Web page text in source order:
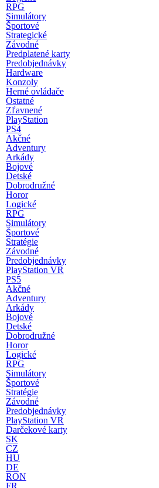
RPG
Simulátory
Športové
Strategické
Závodné
Predplatené karty
Predobjednávky
Hardware
Konzoly
Herné ovládače
Ostatné
Zľavnené
PlayStation
PS4
Akčné
Adventury
Arkády
Bojové
Detské
Dobrodružné
Horor
Logické
RPG
Simulátory
Športové
Stratégie
Závodné
Predobjednávky
PlayStation VR
PS5
Akčné
Adventury
Arkády
Bojové
Detské
Dobrodružné
Horor
Logické
RPG
Simulátory
Športové
Stratégie
Závodné
Predobjednávky
PlayStation VR
Darčekové karty
SK
CZ
HU
DE
RON
FR